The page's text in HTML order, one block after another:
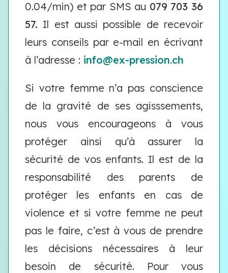
0.04/min) et par SMS au 079 703 36
57. Il est aussi possible de recevoir
leurs conseils par e-mail en écrivant
à l’adresse : info@ex-pression.ch
Si votre femme n’a pas conscience
de la gravité de ses agisssements,
nous vous encourageons à vous
protéger ainsi qu’à assurer la
sécurité de vos enfants. Il est de la
responsabilité des parents de
protéger les enfants en cas de
violence et si votre femme ne peut
pas le faire, c’est à vous de prendre
les décisions nécessaires à leur
besoin de sécurité. Pour vous